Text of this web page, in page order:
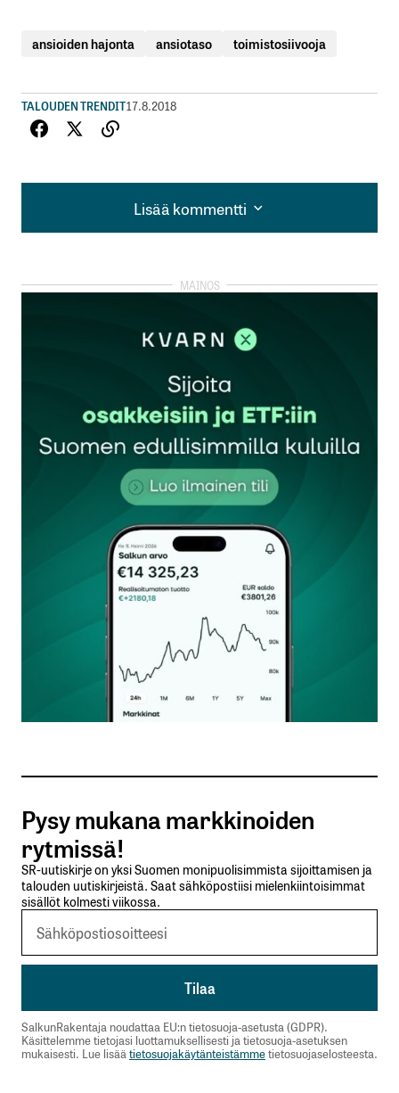
ansioiden hajonta ansiotaso toimistosiivooja
TALOUDEN TRENDIT17.8.2018
Lisää kommentti
Lisää kommentti
kirjautua
rekisteröityä
Sähköpostiosoitettasi ei julkaista.Pakolliset
kentät on merkitty*
Kommentti*
Nimesi tai nimimerkkisi
Sähköpostiosoitteesi
Tilaa SalkunRakentajan uutiskirje
Lähetä kommentti
Pysy mukana markkinoiden
rytmissä!
SR-uutiskirje on yksi Suomen monipuolisimmista sijoittamisen ja
talouden uutiskirjeistä. Saat sähköpostiisi mielenkiintoisimmat
sisällöt kolmesti viikossa.
SalkunRakentaja noudattaa EU:n tietosuoja-asetusta (GDPR).
Käsittelemme tietojasi luottamuksellisesti ja tietosuoja-asetuksen
mukaisesti. Lue lisää tietosuojakäytänteistämmetietosuojaselosteesta.